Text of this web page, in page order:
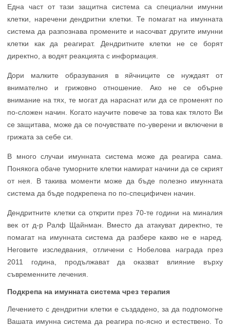
Една част от тази защитна система са специални имунни
клетки, наречени дендритни клетки. Те помагат на имунната
система да разпознава промените и насочват другите имунни
клетки как да реагират. Дендритните клетки не се борят
директно, а водят реакцията с информация.
Дори малките образувания в яйчниците се нуждаят от
внимателно и грижовно отношение. Ако не се обърне
внимание на тях, те могат да нараснат или да се променят по
по-сложен начин. Когато научите повече за това как тялото Ви
се защитава, може да се почувствате по-уверени и включени в
грижата за себе си.
В много случаи имунната система може да реагира сама.
Понякога обаче туморните клетки намират начини да се скрият
от нея. В такива моменти може да бъде полезно имунната
система да бъде подкрепена по по-специфичен начин.
Дендритните клетки са открити през 70-те години на миналия
век от д-р Ралф Щайнман. Вместо да атакуват директно, те
помагат на имунната система да разбере какво не е наред.
Неговите изследвания, отличени с Нобелова награда през
2011 година, продължават да оказват влияние върху
съвременните лечения.
Подкрепа на имунната система чрез терапия
Лечението с дендритни клетки е създадено, за да подпомогне
Вашата имунна система да реагира по-ясно и естествено. То